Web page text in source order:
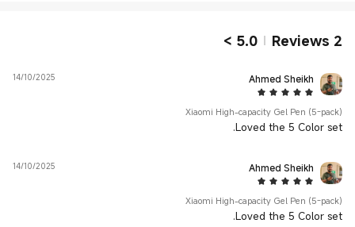
2
Reviews
5.0
>
Ahmed Sheikh
5 Star
14/10/2025
Xiaomi High-capacity Gel Pen (5-pack)
Loved the 5 Color set.
Ahmed Sheikh
5 Star
14/10/2025
Xiaomi High-capacity Gel Pen (5-pack)
Loved the 5 Color set.